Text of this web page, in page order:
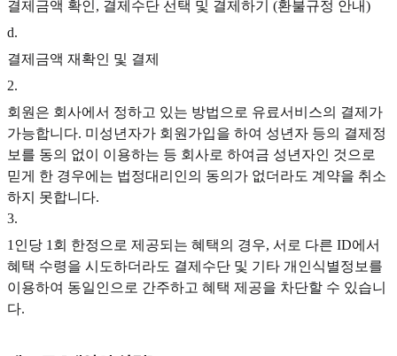
결제금액 확인, 결제수단 선택 및 결제하기 (환불규정 안내)
d.
결제금액 재확인 및 결제
2.
회원은 회사에서 정하고 있는 방법으로 유료서비스의 결제가
가능합니다. 미성년자가 회원가입을 하여 성년자 등의 결제정
보를 동의 없이 이용하는 등 회사로 하여금 성년자인 것으로
믿게 한 경우에는 법정대리인의 동의가 없더라도 계약을 취소
하지 못합니다.
3.
1인당 1회 한정으로 제공되는 혜택의 경우, 서로 다른 ID에서
혜택 수령을 시도하더라도 결제수단 및 기타 개인식별정보를
이용하여 동일인으로 간주하고 혜택 제공을 차단할 수 있습니
다.